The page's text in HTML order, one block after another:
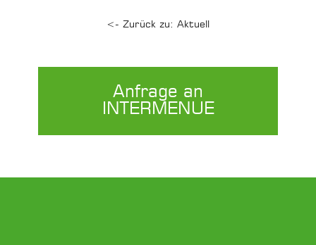
<- Zurück zu: Aktuell
Anfrage an
INTERMENUE